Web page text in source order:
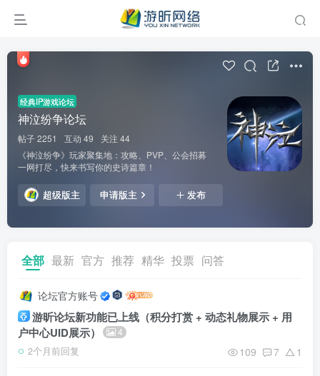
经典IP游戏论坛
神泣纷争论坛
帖子 2251 互动 49
关注 44
《神泣纷争》玩家聚集地：攻略、PVP、公会招募
一网打尽，快来书写你的史诗篇章！
超级版主 申请版主 发布
全部 最新 官方 推荐 精华 投票 问答
论坛官方账号
游昕论坛新功能已上线（积分打赏 + 动态礼物展示 + 用
户中心UID展示）
4
2个月前回复 109 7 1